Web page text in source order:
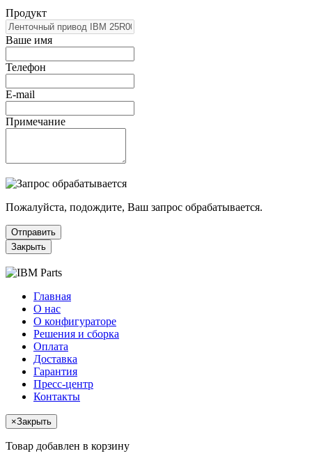
Продукт
Ваше имя
Телефон
E-mail
Примечание
Пожалуйста, подождите, Ваш запрос обрабатывается.
Отправить
Закрыть
Главная
О нас
О конфигураторе
Решения и сборка
Оплата
Доставка
Гарантия
Пресс-центр
Контакты
×Закрыть
Товар добавлен в корзину